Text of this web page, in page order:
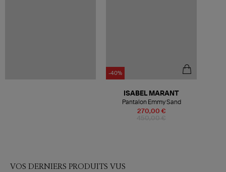
-40%
270,00 €
ISABEL MARANT
Pantalon Emmy Sand
VOS DERNIERS PRODUITS VUS